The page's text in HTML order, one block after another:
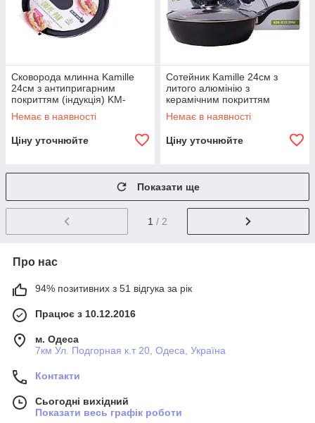
Сковорода млинна Kamille
24см з антипригарним
покриттям (індукція) KM-
0608IND
Немає в наявності
Ціну уточнюйте
Сотейник Kamille 24см з
литого алюмінію з
керамічним покриттям
"мармур" і кришкою KM-
4252MR
Немає в наявності
Ціну уточнюйте
Показати ще
1 / 2
Про нас
94% позитивних з 51 відгука за рік
Працює з 10.12.2016
м. Одеса
7км Ул. Подгорная к.т 20, Одеса, Україна
Контакти
Сьогодні вихідний
Показати весь графік роботи